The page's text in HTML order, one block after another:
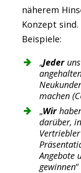
näherem
Konzept
Beispiele:
„Jeder
machen
„Wir
darüber,
Angebote
gewinnen“